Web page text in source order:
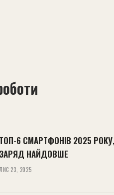
ТОП-6 СМАРТФОНІВ 2025
ЗАРЯД НАЙДОВШЕ
ЛИС 23, 2025